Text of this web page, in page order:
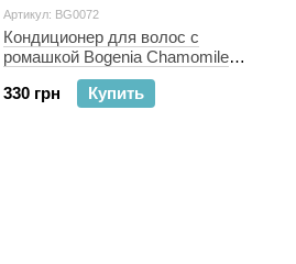
Артикул: BG0072
Кондиционер для волос с
ромашкой Bogenia Chamomile
Sulfate Free Conditioner
330 грн
Купить